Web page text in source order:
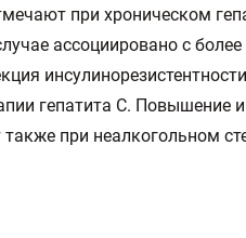
при хроническом
ассоциировано с
гепатита С. Повышение
при неалкогольном